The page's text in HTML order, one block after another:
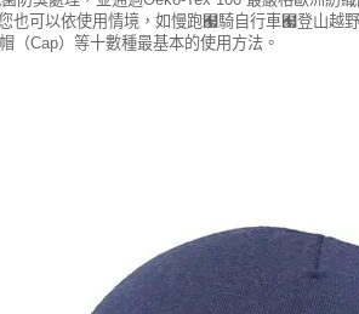
也可以依使用情境，如慢跑﹧騎自行車﹧登山
（Cap）等十數種最基本的使用方法。